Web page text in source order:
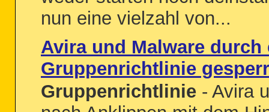
nun eine vielzahl von...
Avira und Malware durch
Gruppenrichtlinie
Gruppenrichtlinie - Avira